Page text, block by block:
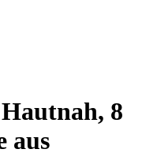
8
aus